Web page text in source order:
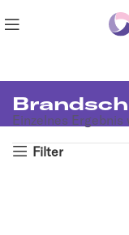
Einzelnes Ergebnis
Filter